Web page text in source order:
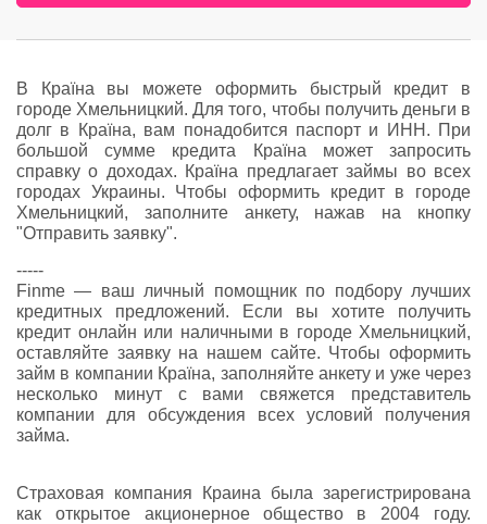
В Країна вы можете оформить быстрый кредит в
городе Хмельницкий. Для того, чтобы получить деньги в
долг в Країна, вам понадобится паспорт и ИНН. При
большой сумме кредита Країна может запросить
справку о доходах. Країна предлагает займы во всех
городах Украины. Чтобы оформить кредит в городе
Хмельницкий, заполните анкету, нажав на кнопку
"Отправить заявку".
-----
Finme — ваш личный помощник по подбору лучших
кредитных предложений. Если вы хотите получить
кредит онлайн или наличными в городе Хмельницкий,
оставляйте заявку на нашем сайте. Чтобы оформить
займ в компании Країна, заполняйте анкету и уже через
несколько минут с вами свяжется представитель
компании для обсуждения всех условий получения
займа.
Страховая компания Краина была зарегистрирована
как открытое акционерное общество в 2004 году.